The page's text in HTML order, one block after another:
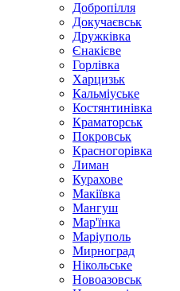
Добропілля
Докучаєвськ
Дружківка
Єнакієве
Горлівка
Харцизьк
Кальміуське
Костянтинівка
Краматорськ
Покровськ
Красногорівка
Лиман
Курахове
Макіївка
Мангуш
Мар'їнка
Маріуполь
Мирноград
Нікольське
Новоазовськ